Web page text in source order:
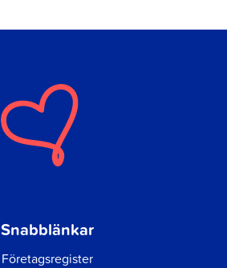
Snabblänkar
Företagsregister